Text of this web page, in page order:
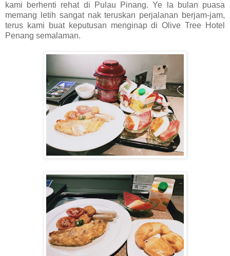
kami berhenti rehat di Pulau Pinang. Ye la bulan puasa
memang letih sangat nak teruskan perjalanan berjam-jam,
terus kami buat keputusan menginap di Olive Tree Hotel
Penang semalaman.